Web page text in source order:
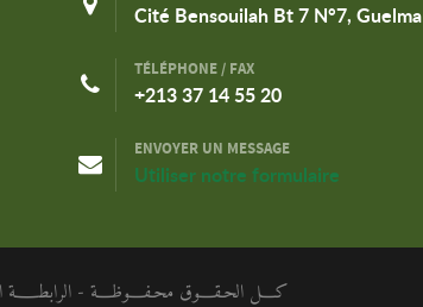
Cité Bensouilah Bt 7 N°7, Guelma
TÉLÉPHONE / FAX
+213 37 14 55 20
ENVOYER UN MESSAGE
Utiliser notre formulaire
كـــل الحـقـــوق محـفـــوظـــة - الرابطــــة